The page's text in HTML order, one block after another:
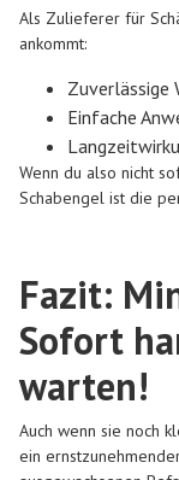
Als Zulieferer für
ankommt:
Einfache
Wenn du also nicht
Schabengel ist die
Fazit:
Sofort
warten!
Auch wenn sie noch
ein